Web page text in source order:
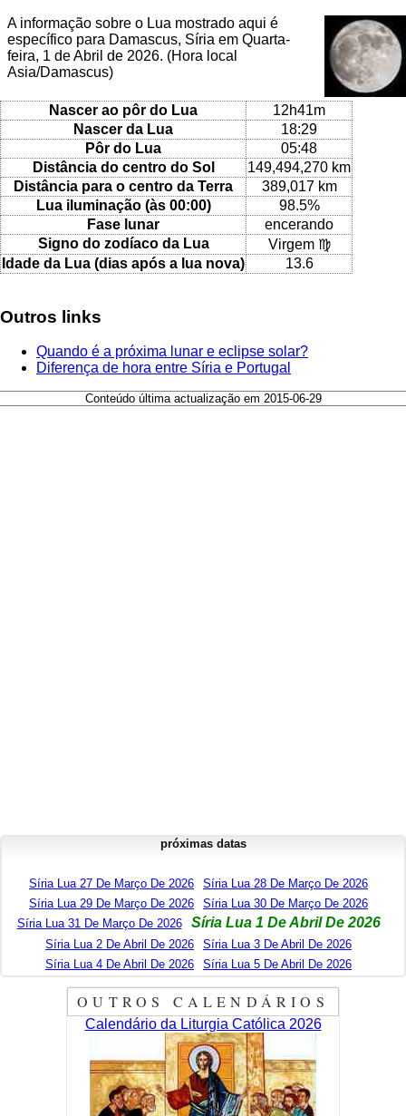
A informação sobre o Lua mostrado aqui é
específico para Damascus, Síria em Quarta-
feira, 1 de Abril de 2026. (Hora local
Asia/Damascus)
Nascer ao pôr do Lua
12h41m
Nascer da Lua
18:29
Pôr do Lua
05:48
Distância do centro do Sol
149,494,270 km
Distância para o centro da Terra
389,017 km
Lua iluminação (às 00:00)
98.5%
Fase lunar
encerando
Signo do zodíaco da Lua
Virgem ♍
Idade da Lua (dias após a lua nova)
13.6
Outros links
Quando é a próxima lunar e eclipse solar?
Diferença de hora entre Síria e Portugal
Conteúdo última actualização em 2015-06-29
próximas datas
Síria Lua 27 De Março De 2026
Síria Lua 28 De Março De 2026
Síria Lua 29 De Março De 2026
Síria Lua 30 De Março De 2026
Síria Lua 31 De Março De 2026
Síria Lua 1 De Abril De 2026
Síria Lua 2 De Abril De 2026
Síria Lua 3 De Abril De 2026
Síria Lua 4 De Abril De 2026
Síria Lua 5 De Abril De 2026
OUTROS CALENDÁRIOS
Calendário da Liturgia Católica 2026